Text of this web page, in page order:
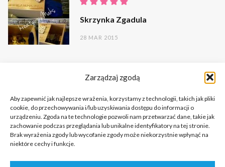
Zarządzaj zgodą
Aby zapewnić jak najlepsze wrażenia, korzystamy z technologii, takich jak pliki
cookie, do przechowywania i/lub uzyskiwania dostępu do informacji o
urządzeniu. Zgoda na te technologie pozwoli nam przetwarzać dane, takie jak
zachowanie podczas przeglądania lub unikalne identyfikatory na tej stronie.
Brak wyrażenia zgody lub wycofanie zgody może niekorzystnie wpłynąć na
niektóre cechy i funkcje.
Skrzynka Zgadula
28 MAR 2015